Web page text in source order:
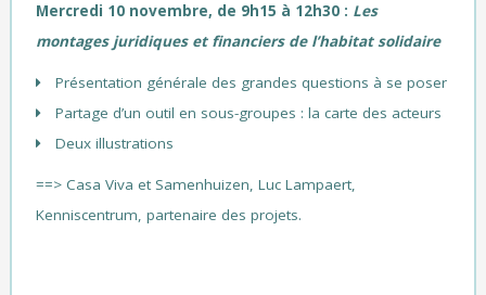
Mercredi 10 novembre, de 9h15 à 12h30 : Les
montages juridiques et financiers de l’habitat solidaire
Présentation générale des grandes questions à se poser
Partage d’un outil en sous-groupes : la carte des acteurs
Deux illustrations
==> Casa Viva et Samenhuizen, Luc Lampaert,
Kenniscentrum, partenaire des projets.